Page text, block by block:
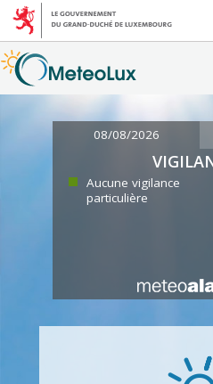
08/08/2026
Aucune vigilance
particulière